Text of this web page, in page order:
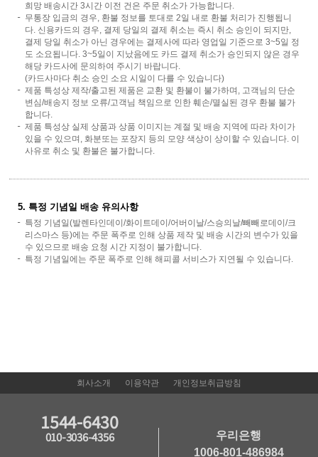
희망 배송시간 3시간 이전 건은 주문 취소가 가능합니다.
무통장 입금의 경우, 환불 정보를 토대로 2일 내로 환불 처리가 진행됩니
다. 신용카드의 경우, 결제 당일의 결제 취소는 즉시 취소 승인이 되지만,
결제 당일 취소가 아닌 경우에는 결제사에 따라 영업일 기준으로 3~5일 정
도 소요됩니다. 3~5일이 지났음에도 카드 결제 취소가 승인되지 않은 경우
해당 카드사에 문의하여 주시기 바랍니다.
(카드사마다 취소 승인 소요 시일이 다를 수 있습니다)
제품 특성상 제작/출고된 제품은 교환 및 환불이 불가하며, 고객님의 단순
변심/배송지 정보 오류/고객님 책임으로 인한 훼손/멸실된 경우 환불 불가
합니다.
제품 특성상 실제 상품과 상품 이미지는 계절 및 배송 지역에 따라 차이가
있을 수 있으며, 화분또는 포장지 등의 모양 색상이 상이할 수 있습니다. 이
사유로 취소 및 환불은 불가합니다.
5. 특정 기념일 배송 유의사항
특정 기념일(발렌타인데이/화이트데이/어버이날/스승의날/빼빼로데이/크
리스마스 등)에는 주문 폭주로 인해 상품 제작 및 배송 시간의 변수가 있을
수 있으므로 배송 요청 시간 지정이 불가합니다.
특정 기념일에는 주문 폭주로 인해 해피콜 서비스가 지연될 수 있습니다.
회사소개 이용약관 개인정보취급방침
1544-6430
010-3036-4356
우리은행
1006-801-486984